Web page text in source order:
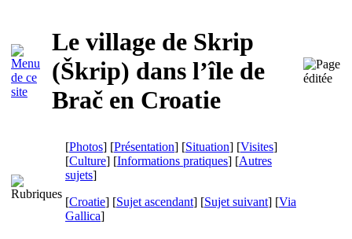
Le village de Skrip
(Škrip) dans l’île de
Brač en Croatie
[Photos] [Présentation] [Situation] [Visites]
[Culture] [Informations pratiques] [Autres
sujets]
[Croatie] [Sujet ascendant] [Sujet suivant] [Via
Gallica]